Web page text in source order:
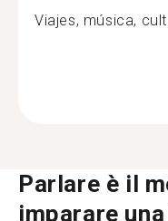
Viajes, música,
Parlare è il
imparare